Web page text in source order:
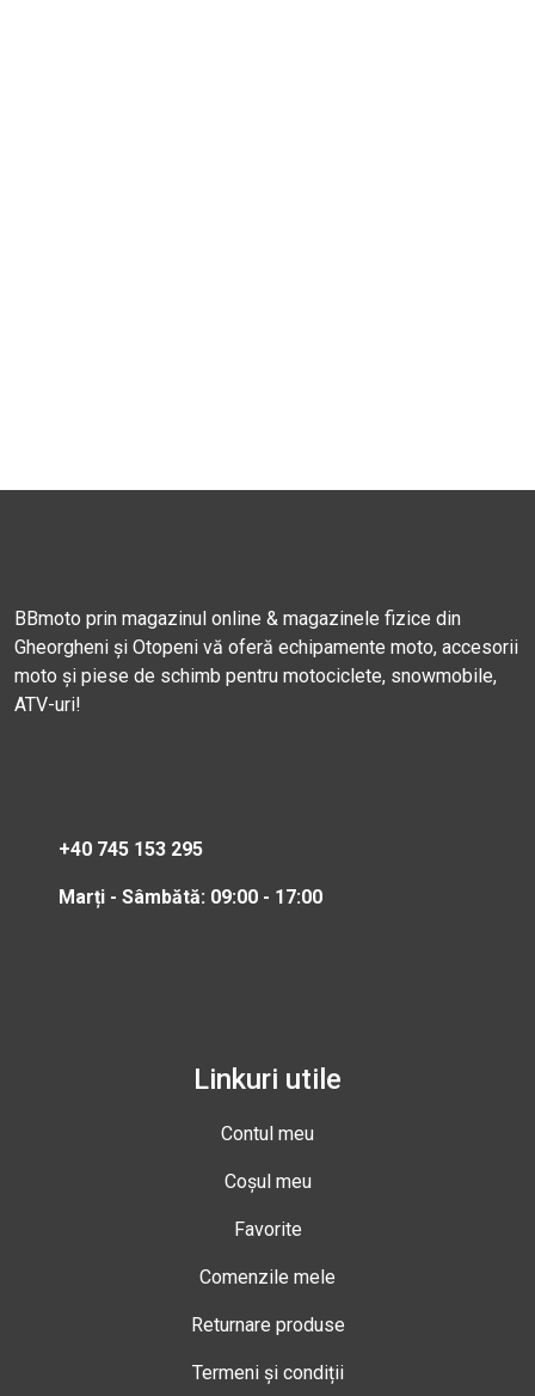
BBmoto prin magazinul online & magazinele fizice din
Gheorgheni și Otopeni vă oferă echipamente moto, accesorii
moto și piese de schimb pentru motociclete, snowmobile,
ATV-uri!
+40 745 153 295
Marți - Sâmbătă: 09:00 - 17:00
Linkuri utile
Contul meu
Coșul meu
Favorite
Comenzile mele
Returnare produse
Termeni și condiții